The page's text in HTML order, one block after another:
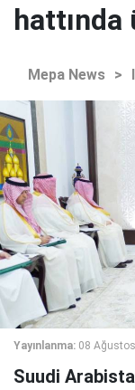
Mepa News >
Yayınlanma: 08
Suudi